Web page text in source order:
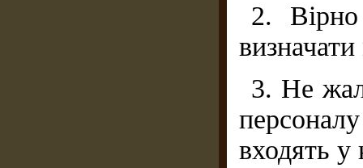
2.
3. Не
входять у